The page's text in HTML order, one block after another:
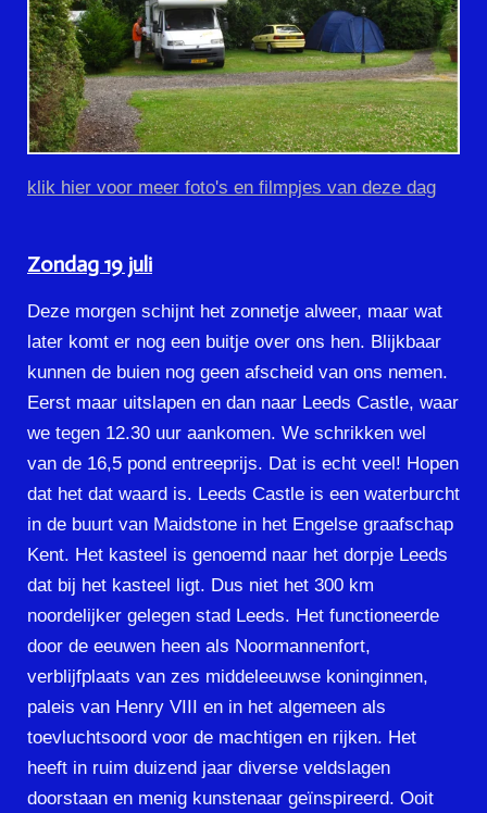
klik hier voor meer foto's en filmpjes van deze dag
Zondag 19 juli
Deze morgen schijnt het zonnetje alweer, maar wat
later komt er nog een buitje over ons hen. Blijkbaar
kunnen de buien nog geen afscheid van ons nemen.
Eerst maar uitslapen en dan naar Leeds Castle, waar
we tegen 12.30 uur aankomen. We schrikken wel
van de 16,5 pond entreeprijs. Dat is echt veel! Hopen
dat het dat waard is. Leeds Castle is een waterburcht
in de buurt van Maidstone in het Engelse graafschap
Kent. Het kasteel is genoemd naar het dorpje Leeds
dat bij het kasteel ligt. Dus niet het 300 km
noordelijker gelegen stad Leeds. Het functioneerde
door de eeuwen heen als Noormannenfort,
verblijfplaats van zes middeleeuwse koninginnen,
paleis van Henry VIII en in het algemeen als
toevluchtsoord voor de machtigen en rijken. Het
heeft in ruim duizend jaar diverse veldslagen
doorstaan en menig kunstenaar geïnspireerd. Ooit